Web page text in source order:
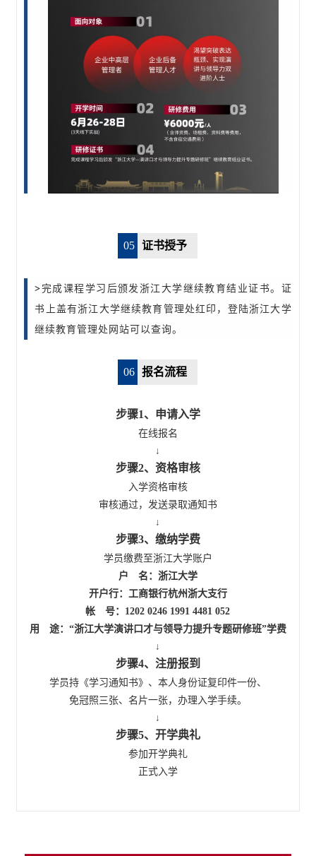
05 证书授予
>完成课程学习后颁发浙江大学继续教育结业证书。证
书上盖有浙江大学继续教育管理处红印，登陆浙江大学
继续教育管理处网站可以查询。
06 报名流程
步骤1、申请入学
在线报名
步骤2、资格审核
入学资格审核
审核通过，发送录取通知书
步骤3、缴纳学费
户　名：浙江大学
开户行：工商银行杭州浙大支行
帐　号：1202 0246 1991 4481 052
用　途：“浙江大学演讲口才与领导力提升专题研修班”学费
步骤4、注册报到
学员持《学习通知书》、本人身份证复印件一份、
免冠照三张、名片一张，办理入学手续。
步骤5、开学典礼
参加开学典礼
正式入学